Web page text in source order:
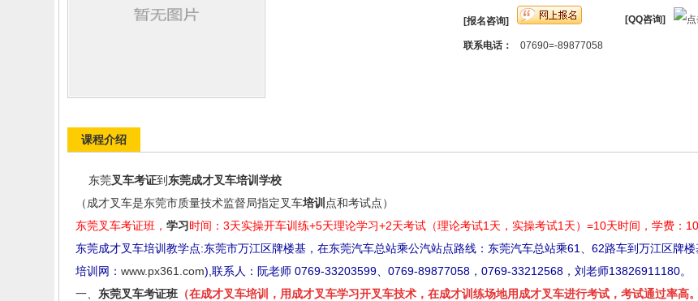
[报名咨询] [QQ咨询]
联系电话： 07690=-89877058
课程介绍
东莞叉车考证到 东莞成才叉车培训学校
（成才叉车是东莞市质量技术监督局指定叉车培训 点和考试点）
东莞叉车考证班， 学习时间：3天实操开车训练+5天理论学习+2天考试（理论考试1天，实操考试1天）=10天时间，学费：
东莞成才叉车培训教学点:东莞市万江区牌楼基，在东莞汽车总站乘公汽站点路线：东莞汽车总站乘61、62路车到万江区牌
培训网： www.px361.com),联系人：阮老师 0769-33203599、0769-89877058，0769-33212568，刘老师13826911180。
一、 东莞叉车考证班 （在成才叉车培训，用成才叉车学习开叉车技术，在成才训练场地用成才叉车进行考试，考试通过率高。